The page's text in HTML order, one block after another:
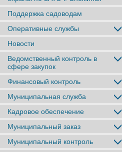
Поддержка садоводам
Оперативные службы
Новости
Ведомственный контроль в
сфере закупок
Финансовый контроль
Муниципальная служба
Кадровое обеспечение
Муниципальный заказ
Муниципальный контроль